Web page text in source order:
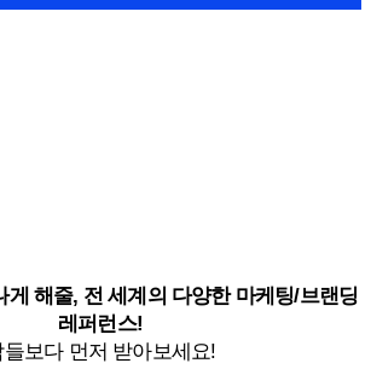
게 해줄, 전 세계의 다양한 마케팅/브랜딩
레퍼런스!
들보다 먼저 받아보세요!